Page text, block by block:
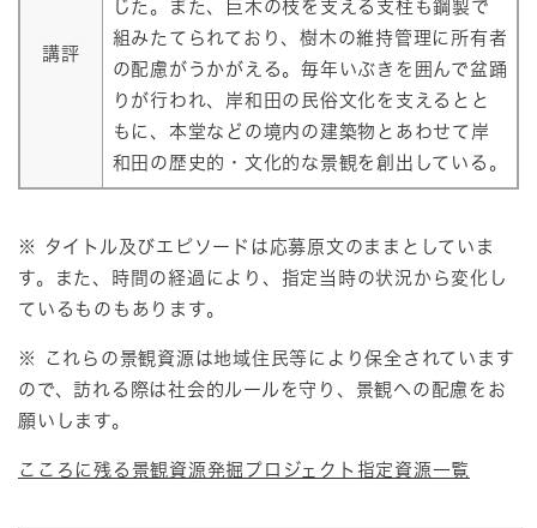
講評
じた。また、巨木の枝を支える支柱も鋼製で
組みたてられており、樹木の維持管理に所有者
の配慮がうかがえる。毎年いぶきを囲んで盆踊
りが行われ、岸和田の民俗文化を支えるとと
もに、本堂などの境内の建築物とあわせて岸
和田の歴史的・文化的な景観を創出している。
※ タイトル及びエピソードは応募原文のままとしていま
す。また、時間の経過により、指定当時の状況から変化し
ているものもあります。
※ これらの景観資源は地域住民等により保全されています
ので、訪れる際は社会的ルールを守り、景観への配慮をお
願いします。
こころに残る景観資源発掘プロジェクト指定資源一覧